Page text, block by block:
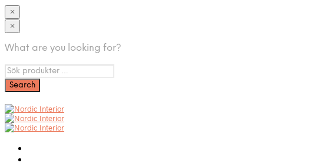
×
×
What are you looking for?